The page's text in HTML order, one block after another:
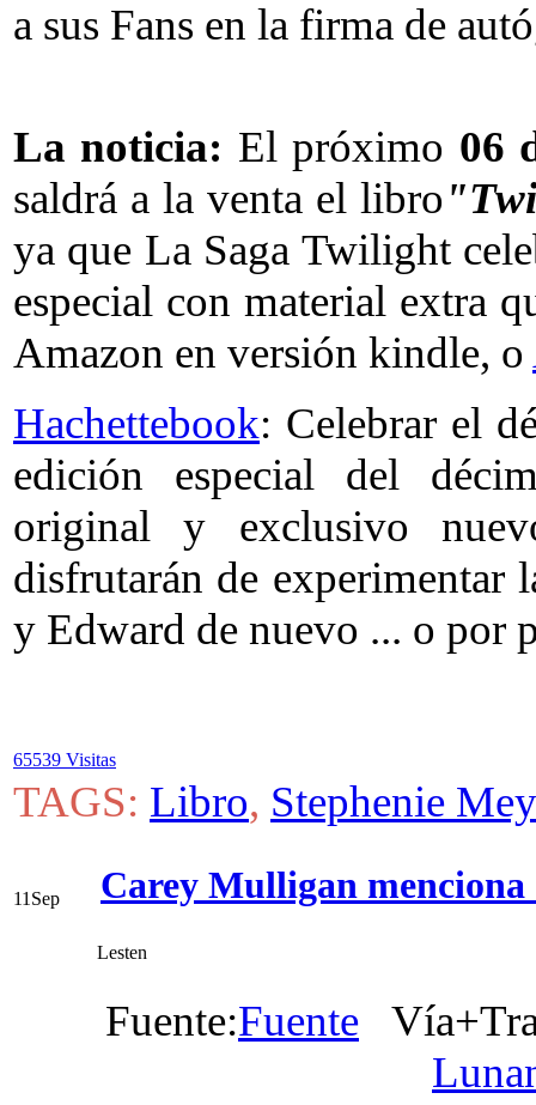
a sus Fans en la firma de
La noticia: El próximo 06
saldrá a la venta el libro
ya que La Saga Twilight
especial con material extra
Amazon en versión kindle, o
Hachettebook: Celebrar el
edición especial del
original y exclusivo
disfrutarán de experimentar
y Edward de nuevo ... o por
65539 Visitas
TAGS: Libro, Stephenie
11 Sep Carey Mulligan
Lesten
Fuente:Fuente